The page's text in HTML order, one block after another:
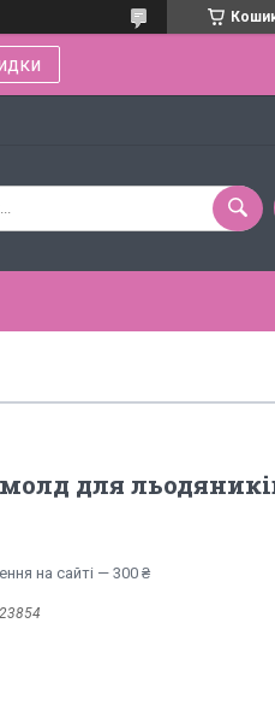
для
на сайті — 300 ₴